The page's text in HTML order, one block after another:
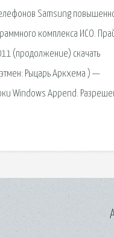
Samsung
комплекса ИСО.
(продолжение) скачать
Рыцарь Аркхема ) —
Windows Append.